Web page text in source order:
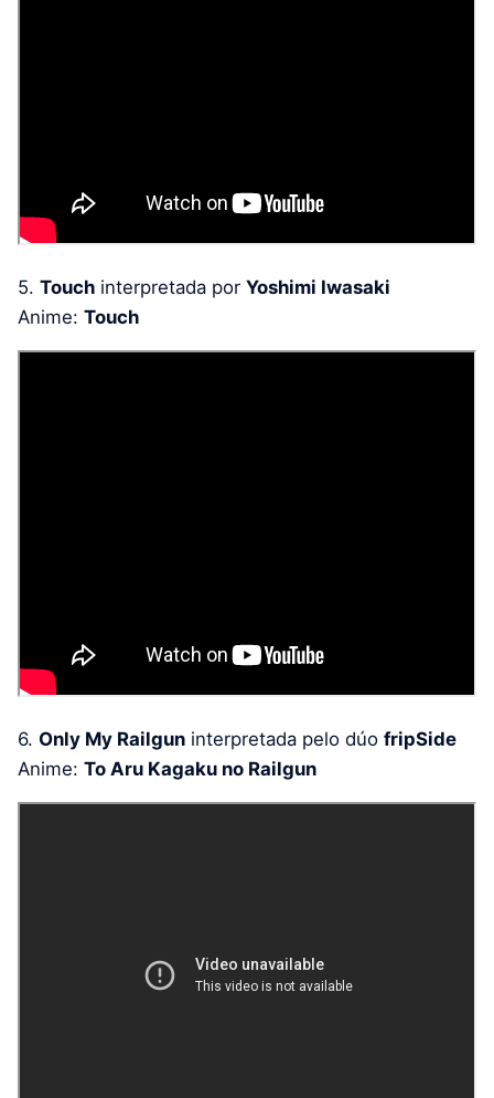
5. Touch interpretada por Yoshimi Iwasaki
Anime: Touch
6. Only My Railgun interpretada pelo dúo fripSide
Anime: To Aru Kagaku no Railgun